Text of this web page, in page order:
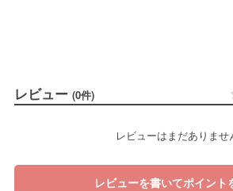
レビュー (0件)
レビューはまだありませ
レビューを書いてポイント